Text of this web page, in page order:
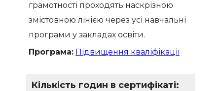
грамотності проходять наскрізною
змістовною лінією через усі навчальні
програми у закладах освіти.
Програма: Підвищення кваліфікації
Кількість годин в сертифікаті: